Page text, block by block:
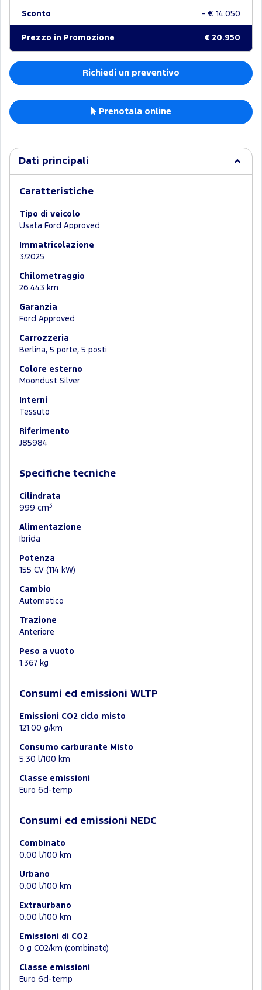
Sconto - € 14.050
Prezzo in Promozione € 20.950
Richiedi un preventivo
Prenotala online
Dati principali
Caratteristiche
Tipo di veicolo
Usata Ford Approved
Immatricolazione
3/2025
Chilometraggio
26.443 km
Garanzia
Ford Approved
Carrozzeria
Berlina, 5 porte, 5 posti
Colore esterno
Moondust Silver
Interni
Tessuto
Riferimento
J85984
Specifiche tecniche
Cilindrata
999 cm3
Alimentazione
Ibrida
Potenza
155 CV (114 kW)
Cambio
Automatico
Trazione
Anteriore
Peso a vuoto
1.367 kg
Consumi ed emissioni WLTP
Emissioni CO2 ciclo misto
121.00 g/km
Consumo carburante Misto
5.30 l/100 km
Classe emissioni
Euro 6d-temp
Consumi ed emissioni NEDC
Combinato
0.00 l/100 km
Urbano
0.00 l/100 km
Extraurbano
0.00 l/100 km
Emissioni di CO2
0 g CO2/km (combinato)
Classe emissioni
Euro 6d-temp